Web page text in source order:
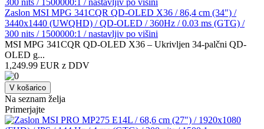
Zaslon MSI MPG 341CQR QD-OLED X36 / 86,4 cm (34") /
3440x1440 (UWQHD) / QD-OLED / 360Hz / 0.03 ms (GTG) /
300 nits / 1500000:1 / nastavljiv po višini
MSI MPG 341CQR QD-OLED X36 – Ukrivljen 34-palčni QD-
OLED g...
1,249.99 EUR z DDV
V košarico
Na seznam želja
Primerjajte